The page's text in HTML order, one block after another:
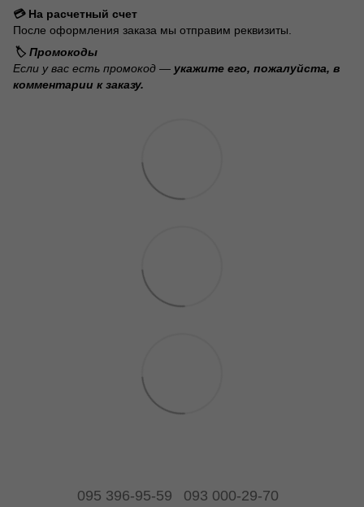
💳 На расчетный счет
После оформления заказа мы отправим реквизиты.
🏷️ Промокоды
Если у вас есть промокод — укажите его, пожалуйста, в
комментарии к заказу.
095 396-95-59 093 000-29-70